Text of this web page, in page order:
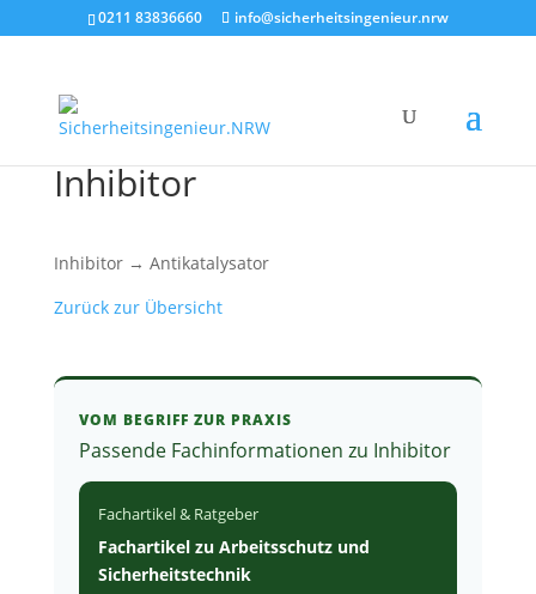
0211 83836660 info@sicherheitsingenieur.nrw
Inhibitor
Inhibitor → Antikatalysator
Zurück zur Übersicht
VOM BEGRIFF ZUR PRAXIS
Passende Fachinformationen zu Inhibitor
Fachartikel & Ratgeber
Fachartikel zu Arbeitsschutz und
Sicherheitstechnik